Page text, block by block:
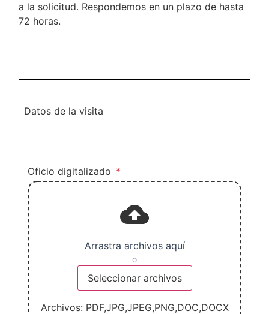
a la solicitud. Respondemos en un plazo de hasta
72 horas.
Datos de la visita
Oficio digitalizado *
Arrastra archivos aquí
o
Seleccionar archivos
Archivos: PDF,JPG,JPEG,PNG,DOC,DOCX